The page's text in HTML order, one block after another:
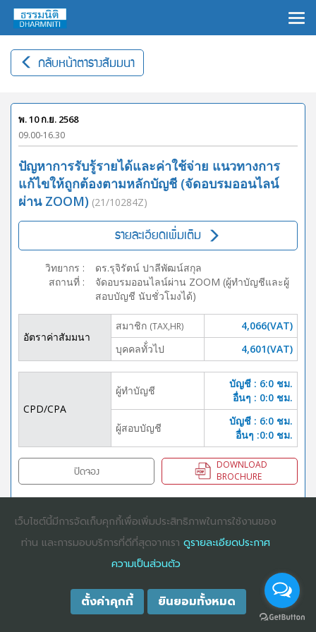
กลับหน้าตารางสัมมนา
พ. 10 ก.ย. 2568
09.00-16.30
ปัญหาการรับรู้รายได้และค่าใช้จ่าย แนวทางการ
แก้ไขให้ถูกต้องตามหลักบัญชี (จัดอบรมออนไลน์
ผ่าน ZOOM) (21/10284Z)
รายละเอียดเพิ่มเติม
วิทยากร :
ดร.รุจิรัตน์ ปาลีพัฒน์สกุล
สถานที่ :
จัดอบรมออนไลน์ผ่าน ZOOM (ผู้ทำบัญชีและผู้
สอบบัญชี นับชั่วโมงได้)
อัตราค่าสัมมนา
สมาชิก (TAX,HR)
4,066(VAT)
บุคคลทั้่วไป
4,601(VAT)
CPD/CPA
ผู้ทำบัญชี
บัญชี : 6:0 ชม.
อื่นๆ : 0:0 ชม.
ผู้สอบบัญชี
บัญชี : 6:0 ชม.
อื่นๆ :0:0 ชม.
ปิดจอง
DOWNLOAD
BROCHURE
COPYRIGHT ©2025 DHARMNITI SEMINAR AND TRAINING CO., LTD
RIGHTS RESERVED. E-COMMERCIAL REGISTRATION 0105529026680
เว็บไซต์นี้มีการจัดเก็บคุกกี้เพื่อเพิ่มประสิทธิภาพในการใช้งานของ
ท่าน และการมอบบริการที่ดีที่สุดจากเรา ดูรายละเอียดประกาศ
ความเป็นส่วนตัว
ตั้งค่าคุกกี้ ยินยอมทั้งหมด
×